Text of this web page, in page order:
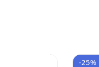
-25%